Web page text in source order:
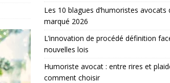
Les 10 blagues d’humoristes avocats
marqué 2026
L’innovation de procédé définition
nouvelles lois
Humoriste avocat : entre rires et
comment choisir